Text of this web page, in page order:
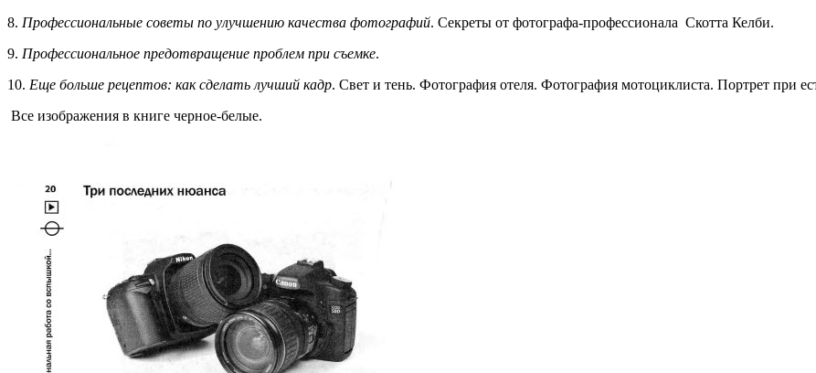
8. Профессиональные советы по улучшению качества фотографий. Секреты от фотографа-профессионала Скотта Келби.
9. Профессиональное предотвращение проблем при съемке.
10. Еще больше рецептов: как сделать лучший кадр. Свет и тень. Фотография отеля. Фотография мотоциклиста. Портрет при
Все изображения в книге черное-белые.